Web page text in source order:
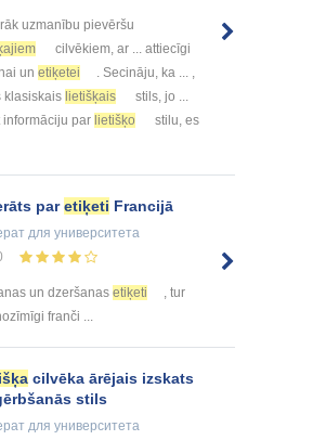
uzmanību pievēršu
cilvēkiem, ar ... attiecīgi
un etiķetei
. Secināju, ka ... ,
klasiskais lietišķais
stils, jo ...
informāciju par lietišķo
stilu, es
paretiķeti Francijā
для университета
un dzeršanas etiķeti
, tur
franči ...
cilvēka ārējais izskats
stils
для университета